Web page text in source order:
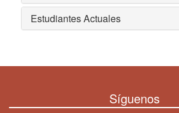
Estudiantes Actuales
Síguenos